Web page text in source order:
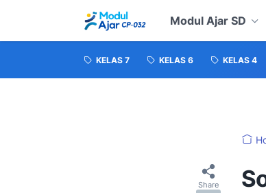
Modul Ajar SD
KELAS 7 KELAS 6 KELAS 4